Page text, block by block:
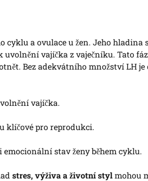
a ovulace u žen. Jeho hladina
uvolnění vajíčka z vaječníku. Tato
Bez adekvátního množství LH je
vajíčka.
klíčové pro reprodukci.
stav ženy během cyklu.
stres, výživa a životní stylmohou